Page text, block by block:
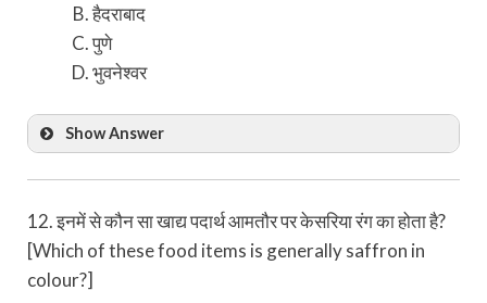
हैदराबाद
पुणे
भुवनेश्वर
Show Answer
12. इनमें से कौन सा खाद्य पदार्थ आमतौर पर केसरिया रंग का होता है?
[Which of these food items is generally saffron in
colour?]